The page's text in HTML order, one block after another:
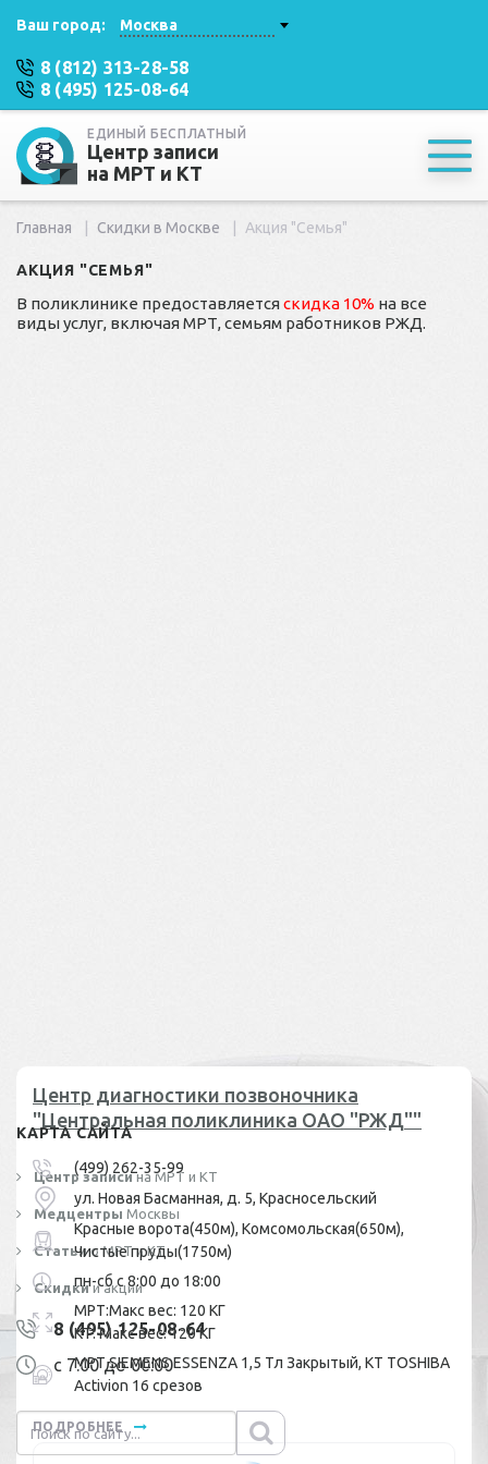
Ваш город: Москва
8 (812) 313-28-58
8 (495) 125-08-64
ЕДИНЫЙ БЕСПЛАТНЫЙ
Центр записи
на МРТ и КТ
Главная Скидки в Москве Акция "Семья"
АКЦИЯ "СЕМЬЯ"
В поликлинике предоставляетсяскидка 10% на все
виды услуг, включая МРТ, семьям работников РЖД.
Центр диагностики позвоночника
"Центральная поликлиника ОАО "РЖД""
(499) 262-35-99
ул. Новая Басманная, д. 5, Красносельский
Красные ворота(450м), Комсомольская(650м),
Чистые пруды(1750м)
пн-сб с 8:00 до 18:00
МРТ:Макс вес: 120 КГ
КТ: Макс вес: 120 КГ
МРТ SIEMENS ESSENZA 1,5 Тл Закрытый, КТ TOSHIBA
Activion 16 срезов
ПОДРОБНЕЕ
КАРТА САЙТА
Центр записи на МРТ и КТ
Медцентры Москвы
Статьи о МРТ и КТ
Скидки и акции
8 (495) 125-08-64
с 7:00 до 00:00